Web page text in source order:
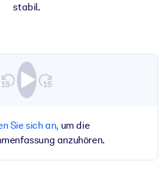
stabil.
Sie sich an,um die
anzuhören.